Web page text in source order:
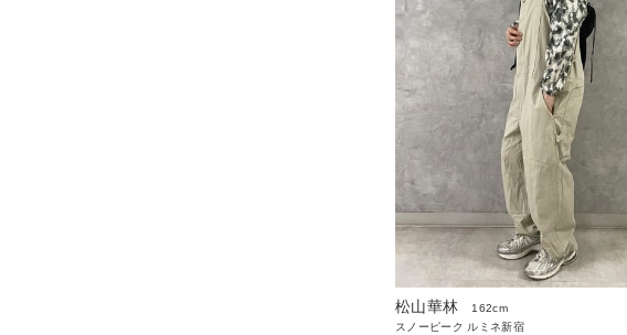
松山華林
162cm
スノーピーク ルミネ新宿